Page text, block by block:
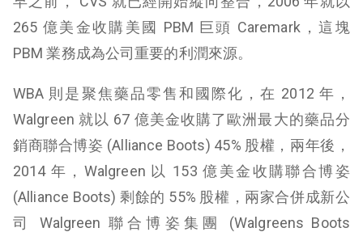
265 億美金收購美國 PBM 巨頭 Caremark，這塊
PBM 業務成為公司重要的利潤來源。
WBA 則是聚焦藥品零售和國際化，在 2012 年，
Walgreen 就以 67 億美金收購了歐洲最大的藥品分
銷商聯合博姿 (Alliance Boots) 45% 股權，兩年後，
2014 年，Walgreen 以 153 億美金收購聯合博姿
(Alliance Boots) 剩餘的 55% 股權，兩家合併成新公
司 Walgreen 聯合博姿集團 (Walgreens Boots